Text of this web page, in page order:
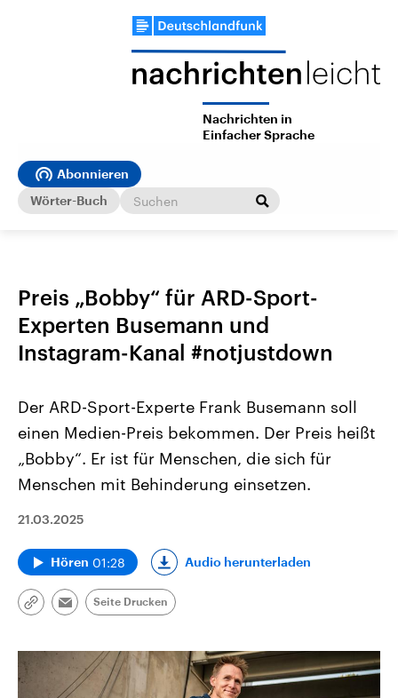
Nachrichten in
Einfacher Sprache
Abonnieren
Wörter-Buch
Preis „Bobby“ für ARD-Sport-
Experten Busemann und
Instagram-Kanal #notjustdown
Der ARD-Sport-Experte Frank Busemann soll
einen Medien-Preis bekommen. Der Preis heißt
„Bobby“. Er ist für Menschen, die sich für
Menschen mit Behinderung einsetzen.
21.03.2025
Hören 01:28 Audio herunterladen
Link
Email
Seite Drucken